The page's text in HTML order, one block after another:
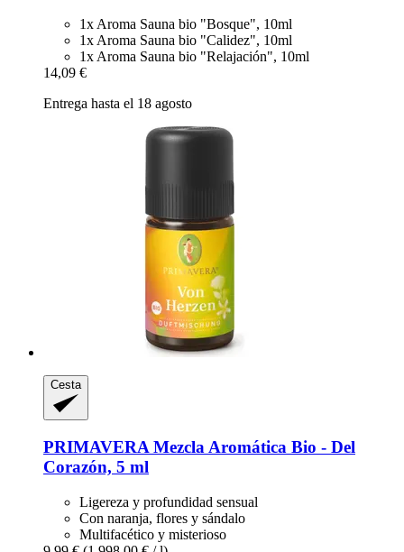
1x Aroma Sauna bio "Bosque", 10ml
1x Aroma Sauna bio "Calidez", 10ml
1x Aroma Sauna bio "Relajación", 10ml
14,09 €
Entrega hasta el 18 agosto
Cesta
PRIMAVERA Mezcla Aromática Bio -​ Del
Corazón, 5 ml
Ligereza y profundidad sensual
Con naranja, flores y sándalo
Multifacético y misterioso